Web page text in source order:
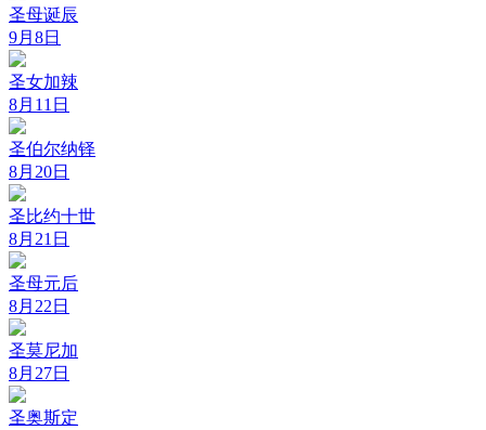
圣母诞辰
9月8日
圣女加辣
8月11日
圣伯尔纳铎
8月20日
圣比约十世
8月21日
圣母元后
8月22日
圣莫尼加
8月27日
圣奥斯定